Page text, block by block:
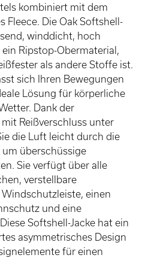
kombiniert mit dem
Fleece. Die Oak Softshell-
winddicht, hoch
Ripstop-Obermaterial,
als andere Stoffe ist.
sich Ihren Bewegungen
Lösung für körperliche
Dank der
Reißverschluss unter
die Luft leicht durch die
um überschüssige
Sie verfügt über alle
verstellbare
einen
und eine
Softshell-Jacke hat ein
asymmetrisches Design
für einen